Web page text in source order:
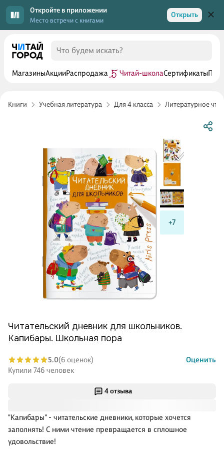
Откройте в приложении
Место встречи с книгами
Открыть
МагазиныАкцииРаспродажа Читай-школаСертификаты
Книги Учебная литература Для 4 класса Литературное
+7
4 отзыва
"Капибары" - читательские дневники, которые хочется
заполнять! С ними чтение превращается в сплошное
удовольствие!
Читательский дневник для школьников.
Капибары. Школьная пора
5.0(6 оценок)
Оценить
Купили 746 человек